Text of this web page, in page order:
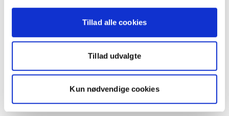
Tillad alle cookies
Tillad udvalgte
Kun nødvendige cookies